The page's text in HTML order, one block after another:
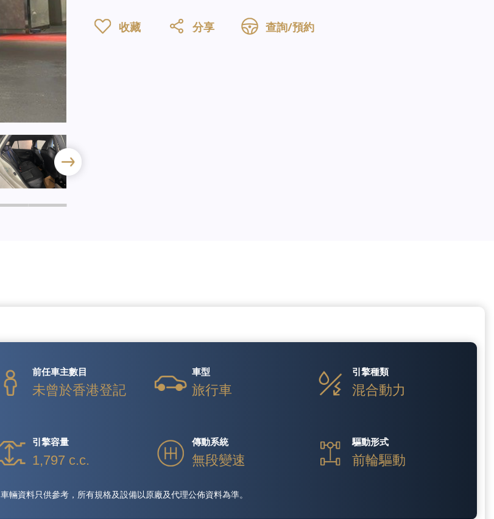
收藏 分享 查詢/預約
前任車主數目
未曾於香港登記
車型
旅行車
引擎種類
混合動力
引擎容量
1,797 c.c.
傳動系統
無段變速
驅動形式
前輪驅動
車輛資料只供參考，所有規格及設備以原廠及代理公佈資料為準。